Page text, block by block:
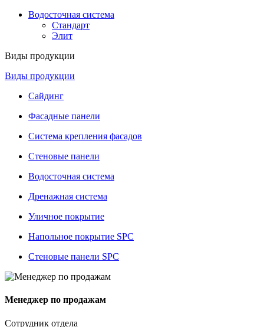
Водосточная система
Стандарт
Элит
Виды продукции
Виды продукции
Сайдинг
Фасадные панели
Система крепления фасадов
Стеновые панели
Водосточная система
Дренажная система
Уличное покрытие
Напольное покрытие SPC
Стеновые панели SPC
Менеджер по продажам
Сотрудник отдела